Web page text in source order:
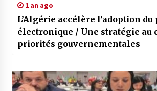
1 an ago
L’Algérie accélère l’adoption
électronique / Une stratégie au
priorités gouvernementales